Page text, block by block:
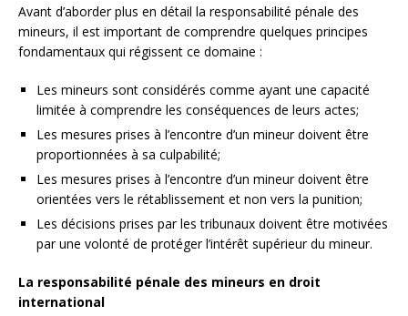
Avant d’aborder plus en détail la responsabilité pénale des
mineurs, il est important de comprendre quelques principes
fondamentaux qui régissent ce domaine :
Les mineurs sont considérés comme ayant une capacité
limitée à comprendre les conséquences de leurs actes;
Les mesures prises à l’encontre d’un mineur doivent être
proportionnées à sa culpabilité;
Les mesures prises à l’encontre d’un mineur doivent être
orientées vers le rétablissement et non vers la punition;
Les décisions prises par les tribunaux doivent être motivées
par une volonté de protéger l’intérêt supérieur du mineur.
La responsabilité pénale des mineurs en droit
international